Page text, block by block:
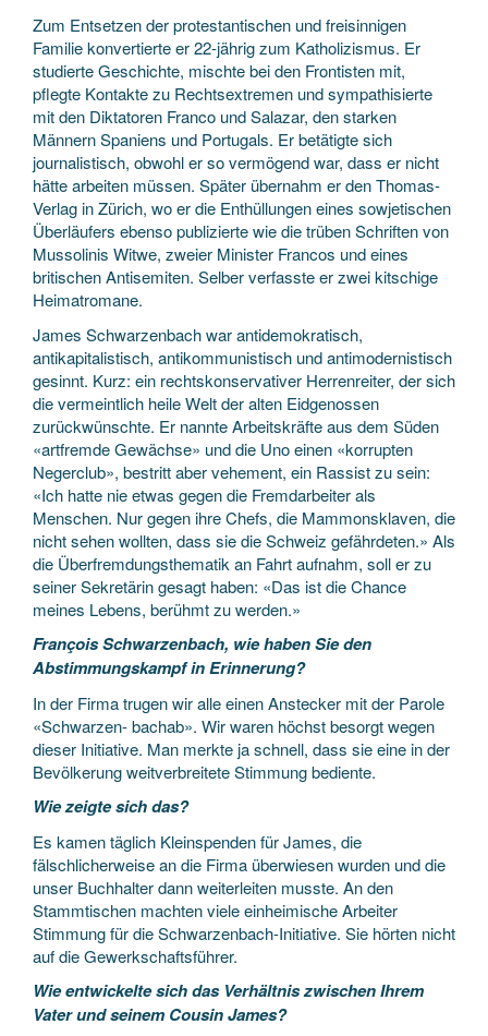
Zum Entsetzen der protestantischen und freisinnigen
Familie konvertierte er 22-jährig zum Katholizismus. Er
studierte Geschichte, mischte bei den Frontisten mit,
pflegte Kontakte zu Rechtsextremen und sympathisierte
mit den Diktatoren Franco und Salazar, den starken
Männern Spaniens und Portugals. Er betätigte sich
journalistisch, obwohl er so vermögend war, dass er nicht
hätte arbeiten müssen. Später übernahm er den Thomas-
Verlag in Zürich, wo er die Enthüllungen eines sowjetischen
Überläufers ebenso publizierte wie die trüben Schriften von
Mussolinis Witwe, zweier Minister Francos und eines
britischen Antisemiten. Selber verfasste er zwei kitschige
Heimatromane.
James Schwarzenbach war antidemokratisch,
antikapitalistisch, antikommunistisch und antimodernistisch
gesinnt. Kurz: ein rechtskonservativer Herrenreiter, der sich
die vermeintlich heile Welt der alten Eidgenossen
zurückwünschte. Er nannte Arbeitskräfte aus dem Süden
«artfremde Gewächse» und die Uno einen «korrupten
Negerclub», bestritt aber vehement, ein Rassist zu sein:
«Ich hatte nie etwas gegen die Fremdarbeiter als
Menschen. Nur gegen ihre Chefs, die Mammonsklaven, die
nicht sehen wollten, dass sie die Schweiz gefährdeten.» Als
die Überfremdungsthematik an Fahrt aufnahm, soll er zu
seiner Sekretärin gesagt haben: «Das ist die Chance
meines Lebens, berühmt zu werden.»
François Schwarzenbach, wie haben Sie den
Abstimmungskampf in Erinnerung?
In der Firma trugen wir alle einen Anstecker mit der Parole
«Schwarzen- bach­­ab». Wir waren höchst besorgt wegen
dieser Initiative. Man merkte ja schnell, dass sie eine in der
Bevölkerung weitverbreitete Stimmung bediente.
Wie zeigte sich das?
Es kamen täglich Kleinspenden für James, die
fälschlicherweise an die Firma überwiesen wurden und die
unser Buchhalter dann weiterleiten musste. An den
Stammtischen machten viele einheimische Arbeiter
Stimmung für die Schwarzenbach-Initiative. Sie hörten nicht
auf die Gewerkschaftsführer.
Wie entwickelte sich das Verhältnis zwischen Ihrem
Vater und seinem Cousin James?